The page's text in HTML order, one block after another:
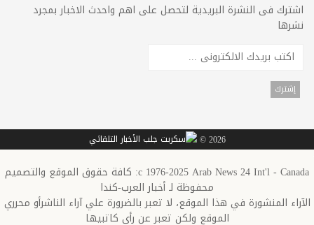
اشترك فى النشرة البريدية لتحصل على اهم واحدث الاخبار بمجرد
نشرها
2026 ©
c 1976-2025 Arab News 24 Int'l - Canada: كافة حقوق الموقع والتصميم
محفوظة لـ أخبار العرب-كندا
الآراء المنشورة في هذا الموقع، لا تعبر بالضرورة علي آراء الناشرأو محرري
الموقع ولكن تعبر عن رأي كاتبيها